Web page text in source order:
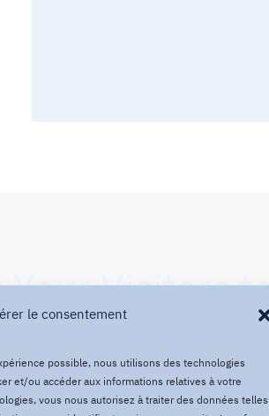
le consentement
possible, nous utilisons des technologies
et/ou accéder aux informations relatives à votre
vous nous autorisez à traiter des données telles
Visitors to
the Bottom